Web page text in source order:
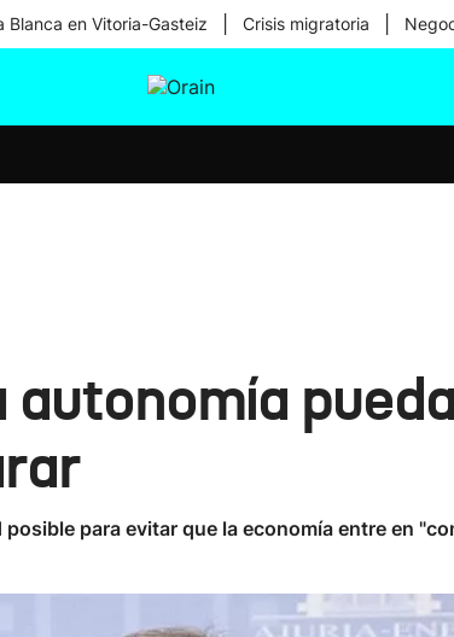
Blanca en Vitoria-Gasteiz Crisis migratoria
para evitar que la economía entre en